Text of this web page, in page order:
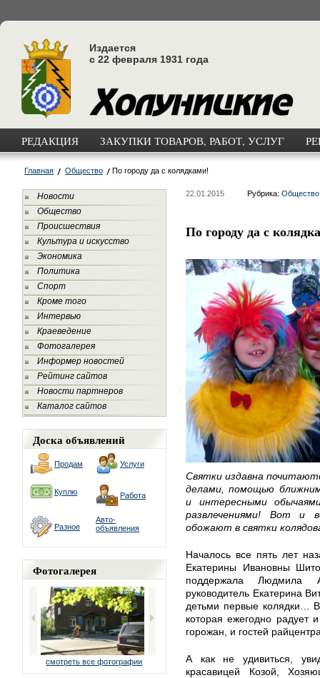
Издается
с 22 февраля 1931 года
РЕДАКЦИЯ ЗАКУПКИ ТОВАРОВ, РАБОТ, УСЛУГ
Главная Общество По городу да с колядками!
Новости
Общество
Происшествия
Культура и искусство
Экономика
Политика
Спорт
Кроме того
Интервью
Краеведение
Фотогалерея
Информер новостей
Рейтинг сайтов
Новости партнеров
Каталог сайтов
Доска объявлений
Продам Услуги
Куплю Работа
Разное
Авто-
объявления
Фотогалерея
смотреть все фотографии
22.01.2015 Рубрика: Общество
По городу да с
Святки издавна
делами, помощью
и интересными
развлечениями! Вот и
обожают в святки
Началось все пять лет
Екатерины Ивановны
поддержала Людмила
руководитель Екатерина
детьми первые колядки…
которая ежегодно радует
горожан, и гостей
А как не удивиться,
красавицей Козой,